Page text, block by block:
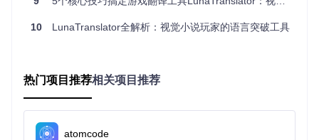
正）提升识别精度，支持10种以上语言的混合识别。
OCR引擎配置示例（位于src/LunaTranslator/defaultconfig/
多显示器场景下使用"区域锁定"功能限定识别范围
剪贴板监控：轻量级文本捕获方案
10 LunaTranslator全解析：视觉小说玩家的语言突破工具
热门项目推荐相关项目推荐
atomcode